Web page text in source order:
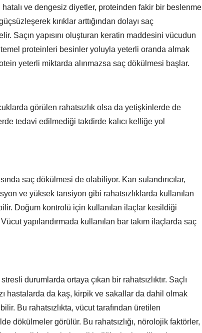
hatalı ve dengesiz diyetler, proteinden fakir bir beslenme
kırıklar arttığından dolayı saç
Saçın yapısını oluşturan keratin maddesini vücudun
proteinleri besinler yoluyla yeterli oranda almak
yeterli miktarda alınmazsa saç dökülmesi başlar.
görülen rahatsızlık olsa da yetişkinlerde de
tedavi edilmediği takdirde kalıcı kelliğe yol
saç dökülmesi de olabiliyor. Kan sulandırıcılar,
ve yüksek tansiyon gibi rahatsızlıklarda kullanılan
Doğum kontrolü için kullanılan ilaçlar kesildiği
yapılandırmada kullanılan bar takım ilaçlarda saç
durumlarda ortaya çıkan bir rahatsızlıktır. Saçlı
hastalarda da kaş, kirpik ve sakallar da dahil olmak
Bu rahatsızlıkta, vücut tarafından üretilen
dökülmeler görülür. Bu rahatsızlığı, nörolojik faktörler,